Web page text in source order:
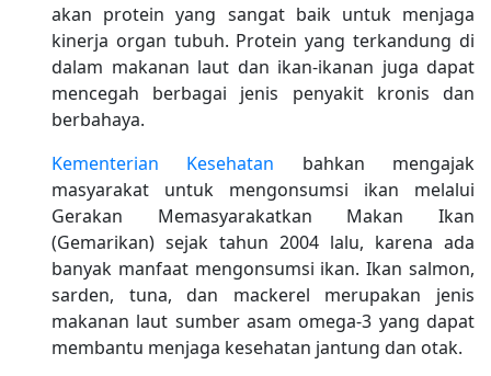
akan protein yang sangat baik untuk menjaga
kinerja organ tubuh. Protein yang terkandung di
dalam makanan laut dan ikan-ikanan juga dapat
mencegah berbagai jenis penyakit kronis dan
berbahaya.
Kementerian Kesehatan bahkan mengajak
masyarakat untuk mengonsumsi ikan melalui
Gerakan Memasyarakatkan Makan Ikan
(Gemarikan) sejak tahun 2004 lalu, karena ada
banyak manfaat mengonsumsi ikan. Ikan salmon,
sarden, tuna, dan mackerel merupakan jenis
makanan laut sumber asam omega-3 yang dapat
membantu menjaga kesehatan jantung dan otak.